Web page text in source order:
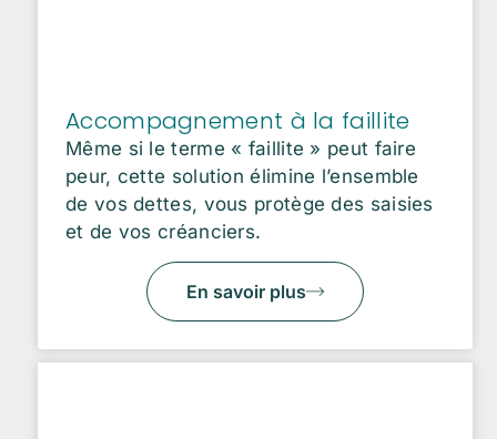
Accompagnement à la faillite
Même si le terme « faillite » peut faire
peur, cette solution élimine l’ensemble
de vos dettes, vous protège des saisies
et de vos créanciers.
En savoir plus